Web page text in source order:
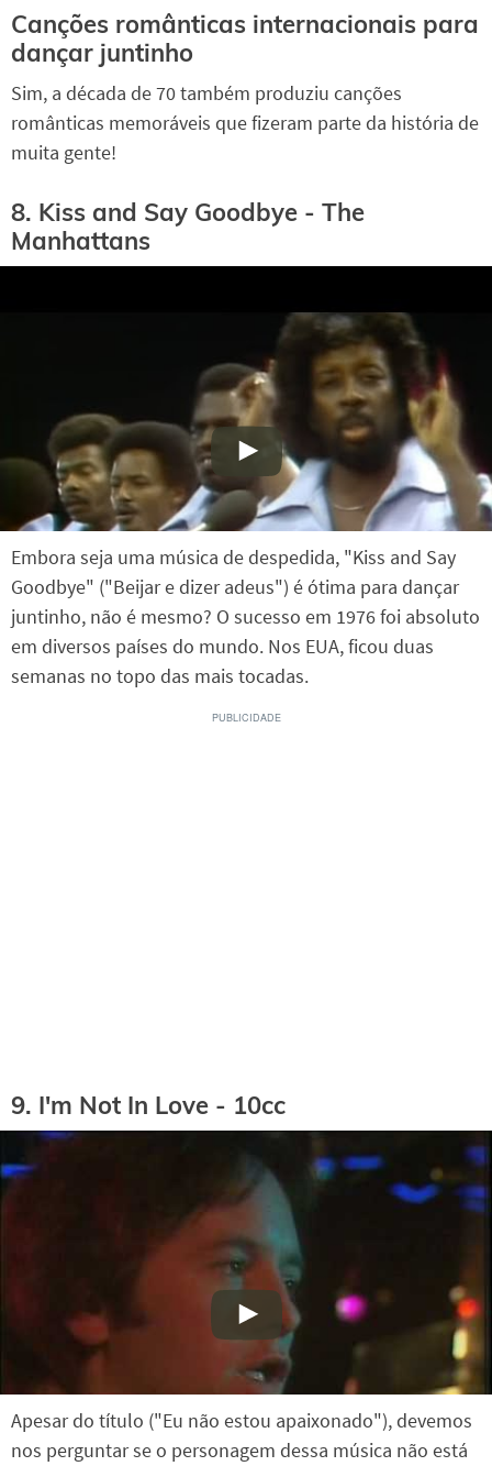
Canções românticas internacionais para
dançar juntinho
Sim, a década de 70 também produziu canções
românticas memoráveis que fizeram parte da história de
muita gente!
8. Kiss and Say Goodbye - The
Manhattans
Embora seja uma música de despedida, "Kiss and Say
Goodbye" ("Beijar e dizer adeus") é ótima para dançar
juntinho, não é mesmo? O sucesso em 1976 foi absoluto
em diversos países do mundo. Nos EUA, ficou duas
semanas no topo das mais tocadas.
9. I'm Not In Love - 10cc
Apesar do título ("Eu não estou apaixonado"), devemos
nos perguntar se o personagem dessa música não está